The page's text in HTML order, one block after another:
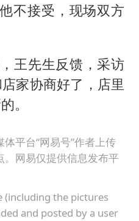
不接受，现场双方
王先生反馈，采访
家协商好了，店里
。
平台“网易号”作者上传
。网易仅提供信息发布平
(including the pictures
and posted by a user